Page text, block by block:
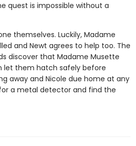
quest is impossible without a
themselves. Luckily, Madame
and Newt agrees to help too. The
discover that Madame Musette
let them hatch safely before
away and Nicole due home at any
a metal detector and find the